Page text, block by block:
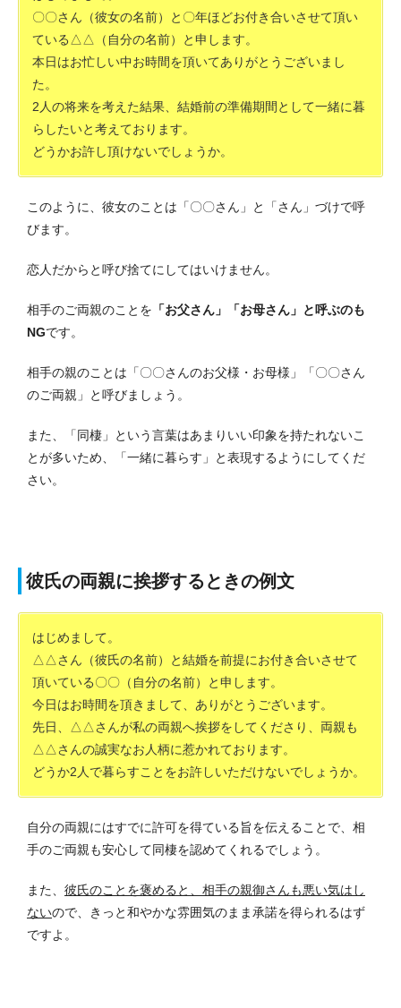
〇〇さん（彼女の名前）と〇年ほどお付き合いさせて頂い
ている△△（自分の名前）と申します。
本日はお忙しい中お時間を頂いてありがとうございまし
た。
2人の将来を考えた結果、結婚前の準備期間として一緒に暮
らしたいと考えております。
どうかお許し頂けないでしょうか。
このように、彼女のことは「〇〇さん」と「さん」づけで呼
びます。
恋人だからと呼び捨てにしてはいけません。
相手のご両親のことを 「お父さん」「お母さん」と呼ぶのも
NGです。
相手の親のことは「〇〇さんのお父様・お母様」「〇〇さん
のご両親」と呼びましょう。
また、「同棲」という言葉はあまりいい印象を持たれないこ
とが多いため、「一緒に暮らす」と表現するようにしてくだ
さい。
彼氏の両親に挨拶するときの例文
はじめまして。
△△さん（彼氏の名前）と結婚を前提にお付き合いさせて
頂いている〇〇（自分の名前）と申します。
今日はお時間を頂きまして、ありがとうございます。
先日、△△さんが私の両親へ挨拶をしてくださり、両親も
△△さんの誠実なお人柄に惹かれております。
どうか2人で暮らすことをお許しいただけないでしょうか。
自分の両親にはすでに許可を得ている旨を伝えることで、相
手のご両親も安心して同棲を認めてくれるでしょう。
また、 彼氏のことを褒めると、相手の親御さんも悪い気はし
ないので、きっと和やかな雰囲気のまま承諾を得られるはず
ですよ。